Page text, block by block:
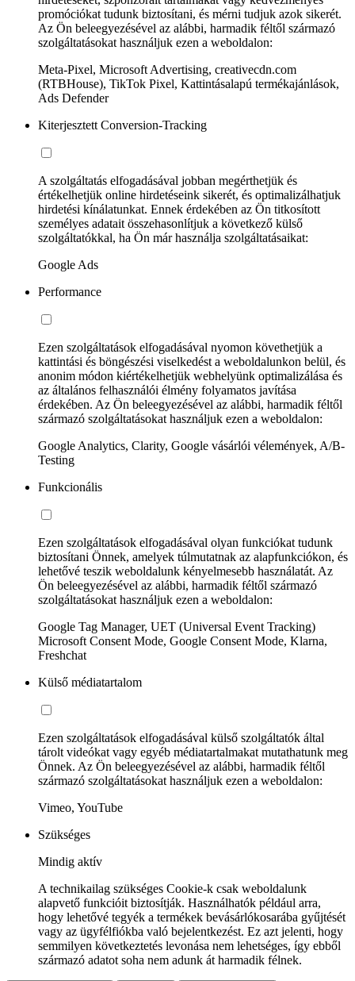
promóciókat tudunk biztosítani, és mérni tudjuk azok sikerét.
Az Ön beleegyezésével az alábbi, harmadik féltől származó
szolgáltatásokat használjuk ezen a weboldalon:
Meta-Pixel, Microsoft Advertising, creativecdn.com
(RTBHouse), TikTok Pixel, Kattintásalapú termékajánlások,
Ads Defender
Kiterjesztett Conversion-Tracking
A szolgáltatás elfogadásával jobban megérthetjük és
értékelhetjük online hirdetéseink sikerét, és optimalizálhatjuk
hirdetési kínálatunkat. Ennek érdekében az Ön titkosított
személyes adatait összehasonlítjuk a következő külső
szolgáltatókkal, ha Ön már használja szolgáltatásaikat:
Google Ads
Performance
Ezen szolgáltatások elfogadásával nyomon követhetjük a
kattintási és böngészési viselkedést a weboldalunkon belül, és
anonim módon kiértékelhetjük webhelyünk optimalizálása és
az általános felhasználói élmény folyamatos javítása
érdekében. Az Ön beleegyezésével az alábbi, harmadik féltől
származó szolgáltatásokat használjuk ezen a weboldalon:
Google Analytics, Clarity, Google vásárlói vélemények, A/B-
Testing
Funkcionális
Ezen szolgáltatások elfogadásával olyan funkciókat tudunk
biztosítani Önnek, amelyek túlmutatnak az alapfunkciókon, és
lehetővé teszik weboldalunk kényelmesebb használatát. Az
Ön beleegyezésével az alábbi, harmadik féltől származó
szolgáltatásokat használjuk ezen a weboldalon:
Google Tag Manager, UET (Universal Event Tracking)
Microsoft Consent Mode, Google Consent Mode, Klarna,
Freshchat
Külső médiatartalom
Ezen szolgáltatások elfogadásával külső szolgáltatók által
tárolt videókat vagy egyéb médiatartalmakat mutathatunk meg
Önnek. Az Ön beleegyezésével az alábbi, harmadik féltől
származó szolgáltatásokat használjuk ezen a weboldalon:
Vimeo, YouTube
Szükséges
Mindig aktív
A technikailag szükséges Cookie-k csak weboldalunk
alapvető funkcióit biztosítják. Használhatók például arra,
hogy lehetővé tegyék a termékek bevásárlókosarába gyűjtését
vagy az ügyfélfiókba való bejelentkezést. Ez azt jelenti, hogy
semmilyen következtetés levonása nem lehetséges, így ebből
származó adatot soha nem adunk át harmadik félnek.